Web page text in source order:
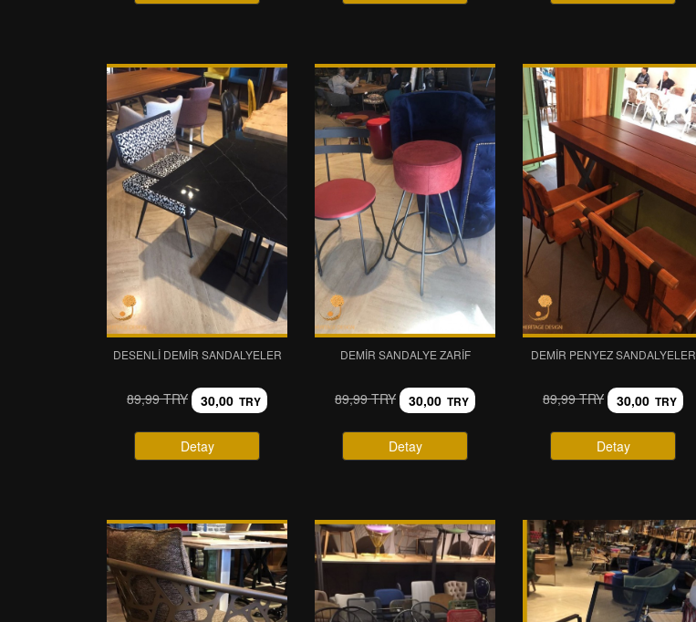
DESENLI DEMIR SANDALYELER
89,99 TRY 30,00 TRY
Detay
DEMIR SANDALYE ZARIF
89,99 TRY 30,00 TRY
Detay
DEMIR PENYEZ SANDALYELER
89,99 TRY 30,00 TRY
Detay